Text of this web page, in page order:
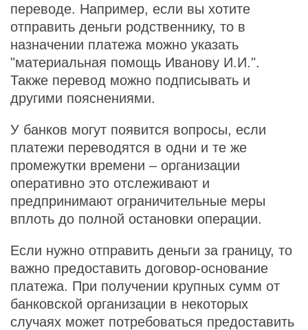
переводе. Например, если вы хотите
отправить деньги родственнику, то в
назначении платежа можно указать
"материальная помощь Иванову И.И.".
Также перевод можно подписывать и
другими пояснениями.
У банков могут появится вопросы, если
платежи переводятся в одни и те же
промежутки времени – организации
оперативно это отслеживают и
предпринимают ограничительные меры
вплоть до полной остановки операции.
Если нужно отправить деньги за границу, то
важно предоставить договор-основание
платежа. При получении крупных сумм от
банковской организации в некоторых
случаях может потребоваться предоставить